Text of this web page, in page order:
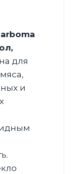
для
и